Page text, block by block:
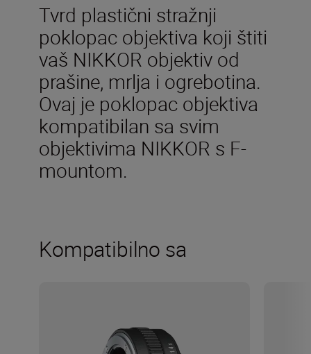
Tvrd plastični stražnji
poklopac objektiva koji štiti
vaš NIKKOR objektiv od
prašine, mrlja i ogrebotina.
Ovaj je poklopac objektiva
kompatibilan sa svim
objektivima NIKKOR s F-
mountom.
Kompatibilno sa